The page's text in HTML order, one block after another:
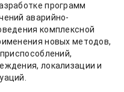
программ
аварийно-
комплексной
новых методов,
локализации и